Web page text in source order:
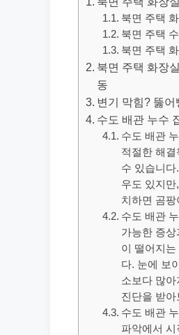
북면 주택
북면 주택
북면 주택
북면 주택 화장
동
변기 막힘? 뚫
수도 배관 누수
수도 배관
적절한 해
수 있습니
우도 있지
치하면 곰
수도 배관
가능한 증
이 떨어지
다. 눈에 보
소보다 많
진단을 받
수도 배관
파악에서